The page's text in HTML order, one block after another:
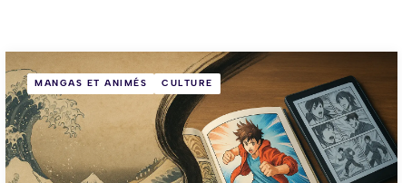
MANGAS ET ANIMÉS CULTURE